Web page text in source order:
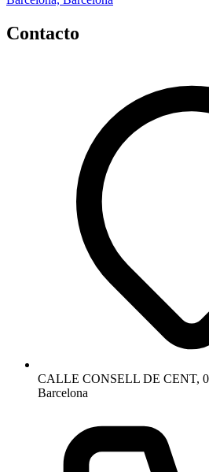
Contacto
CALLE CONSELL DE CENT,
Barcelona